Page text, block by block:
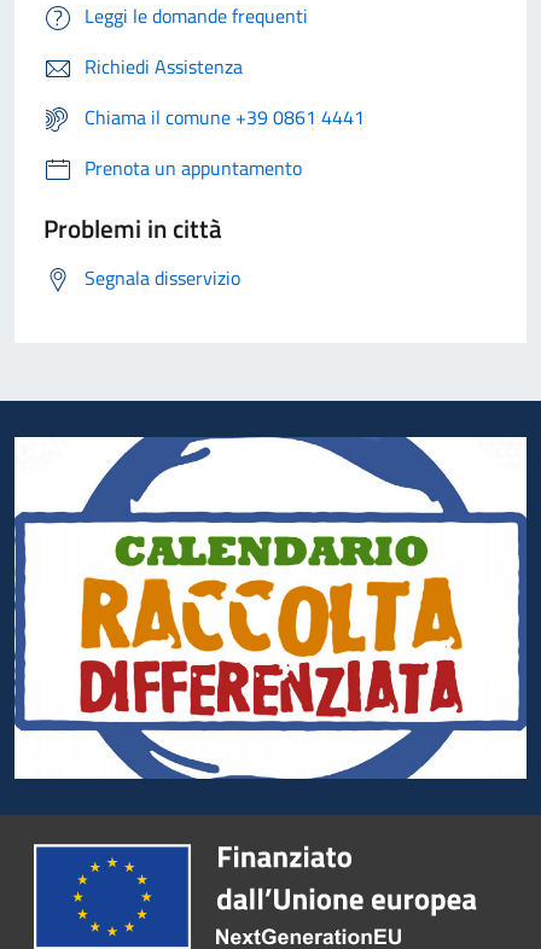
Leggi le domande frequenti
Richiedi Assistenza
Chiama il comune +39 0861 4441
Prenota un appuntamento
Problemi in città
Segnala disservizio